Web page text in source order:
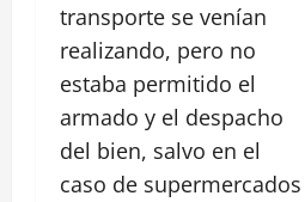
transporte se venían
realizando, pero no
estaba permitido el
armado y el despacho
del bien, salvo en el
caso de supermercados